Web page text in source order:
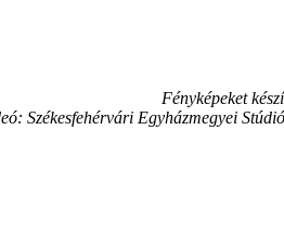
Fényképeket
Székesfehérvári Egyházmegyei